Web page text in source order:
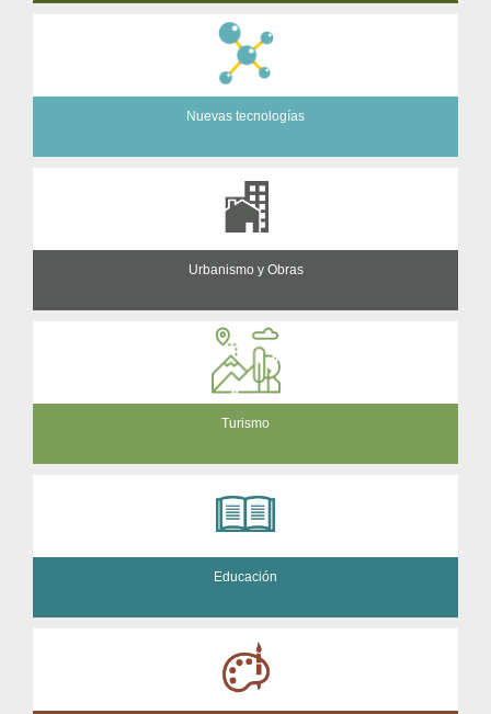
Nuevas tecnologías
Urbanismo y Obras
Turismo
Educación